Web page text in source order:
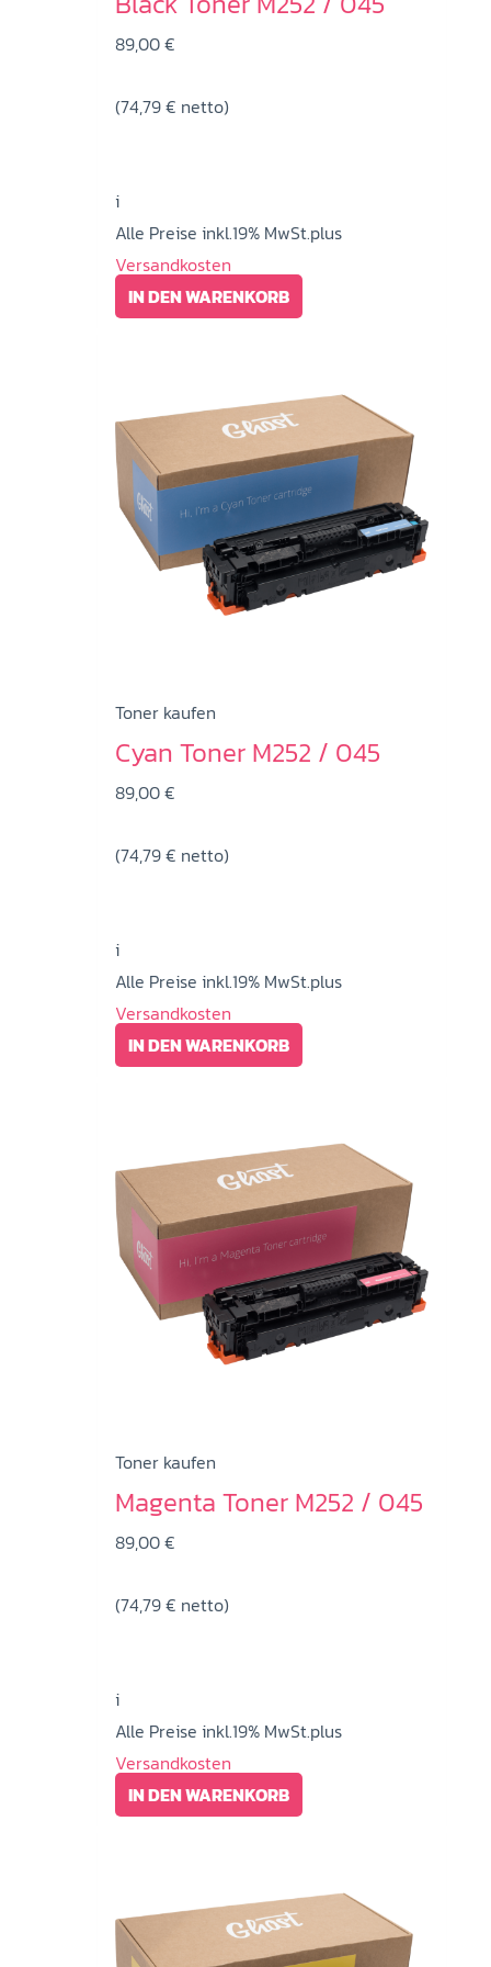
89,00€
(74,79€ netto)
i
Alle Preise inkl.19% MwSt.plus
Versandkosten
IN DEN WARENKORB
Toner kaufen
Cyan Toner M252 / 045
89,00€
(74,79€ netto)
i
Alle Preise inkl.19% MwSt.plus
Versandkosten
IN DEN WARENKORB
Toner kaufen
Magenta Toner M252 / 045
89,00€
(74,79€ netto)
i
Alle Preise inkl.19% MwSt.plus
Versandkosten
IN DEN WARENKORB